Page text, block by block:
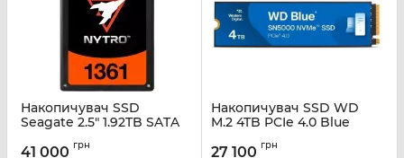
Накопичувач SSD
Seagate 2.5" 1.92TB SATA
Артикул: XA1920LE10006
41 000 грн
Накопичувач SSD WD
M.2 4TB PCIe 4.0 Blue
Артикул: WDS400T4B0E
27 100 грн